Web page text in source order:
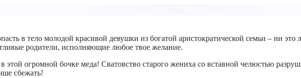
в тело молодой красивой девушки из богатой аристократической семьи – ни
родители, исполняющие любое твое желание.
этой огромной бочке меда! Сватовство старого жениха со вставной челюстью
сбежать!